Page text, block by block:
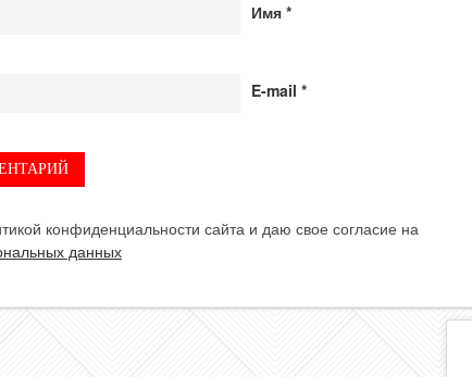
Имя *
E-mail *
конфиденциальности сайта и даю свое согласие на
данных